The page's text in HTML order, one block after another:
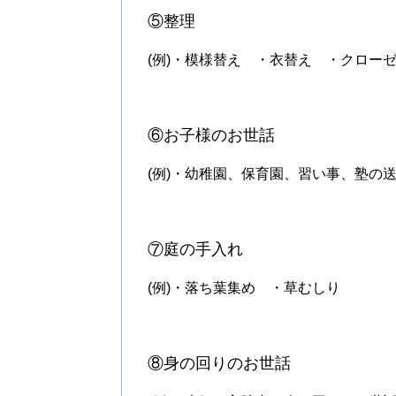
⑤整理
(例)・模様替え ・衣替え ・クローゼ
⑥お子様のお世話
(例)・幼稚園、保育園、習い事、塾の
⑦庭の手入れ
(例)・落ち葉集め ・草むしり
⑧身の回りのお世話